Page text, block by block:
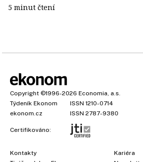
5 minut čtení
Copyright ©1996-2026 Economia, a.s.
Týdeník Ekonom
ISSN 1210-0714
ekonom.cz
ISSN 2787-9380
Certifikováno:
Kontakty
Kariéra